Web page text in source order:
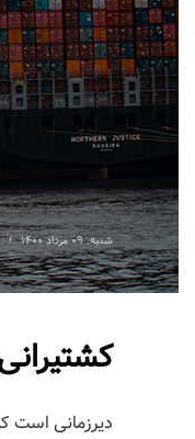
شنبه, ۰۹ مرداد ۱۴۰۰ /
دیرزمانی است